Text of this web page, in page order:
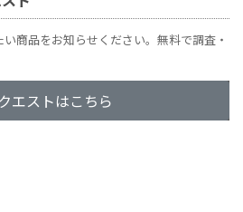
商品をお知らせください。無料で調査・
エストはこちら